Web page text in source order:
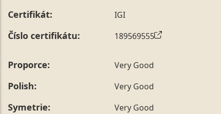
Certifikát: IGI
Číslo certifikátu: 189569555
Proporce: Very Good
Polish: Very Good
Symetrie: Very Good